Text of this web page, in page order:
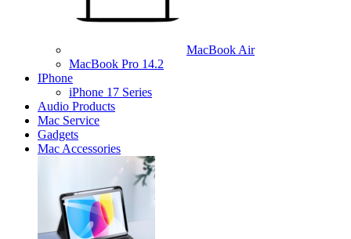
MacBook Air
MacBook Pro 14.2
IPhone
iPhone 17 Series
Audio Products
Mac Service
Gadgets
Mac Accessories